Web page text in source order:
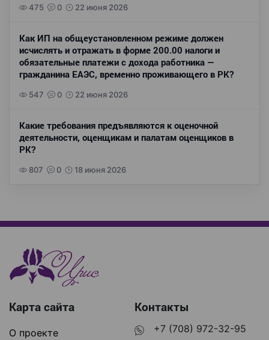
475 0 22 июня 2026
Как ИП на общеустановленном режиме должен
исчислять и отражать в форме 200.00 налоги и
обязательные платежи с дохода работника —
гражданина ЕАЭС, временно проживающего в РК?
547 0 22 июня 2026
Какие требования предъявляются к оценочной
деятельности, оценщикам и палатам оценщиков в
РК?
807 0 18 июня 2026
Карта сайта
О проекте
Контакты
+7 (708) 972-32-95